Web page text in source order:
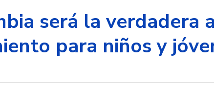
será la verdadera
para niños y